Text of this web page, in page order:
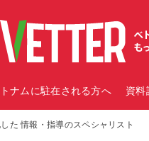
ナムに駐在される方へ 資料
た 情報・指導のスペシャリスト